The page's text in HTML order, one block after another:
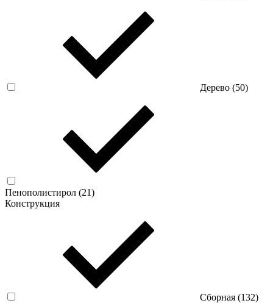
Дерево (50)
Пенополистирол (21)
Конструкция
Сборная (132)